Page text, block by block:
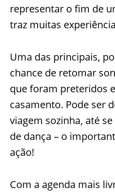
representar o fim de
traz muitas
Uma das principais,
chance de retomar
que foram preteridos
casamento. Pode ser
viagem sozinha, até
de dança – o
ação!
Com a agenda mais